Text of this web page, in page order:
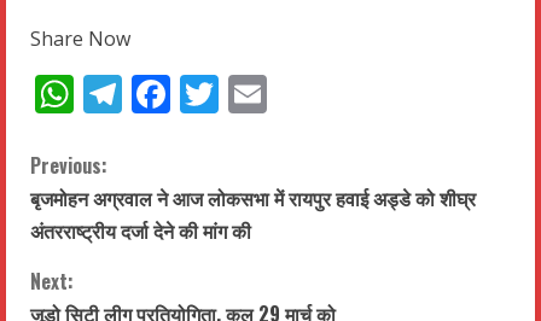
Share Now
WhatsApp
Telegram
Facebook
Twitter
C
o
n
Previous:
बृजमोहन अग्रवाल ने आज लोकसभा में रायपुर हवाई अड्डे को शीघ्र
अंतरराष्ट्रीय दर्जा देने की मांग की
Next:
जूडो सिटी लीग प्रतियोगिता, कल 29 मार्च को